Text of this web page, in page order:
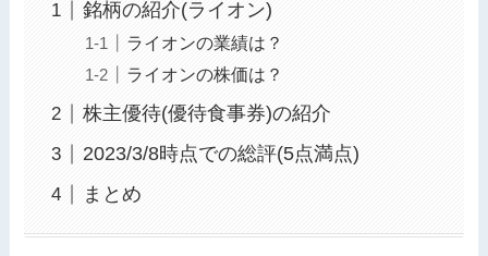
銘柄の紹介(ライオン)
ライオンの業績は？
ライオンの株価は？
株主優待(優待食事券)の紹介
2023/3/8時点での総評(5点満点)
まとめ